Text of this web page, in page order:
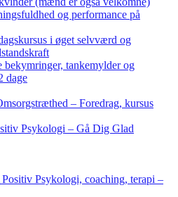
og performance på
i øget selvværd og
bekymringer, tankemylder og
dage
– Foredrag, kursus
Psykologi – Gå Dig Glad
Psykologi, coaching, terapi –